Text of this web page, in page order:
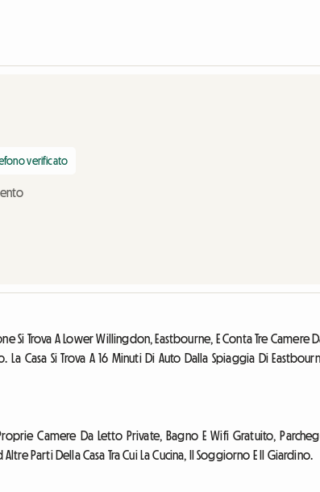
verificato
Si Trova A Lower Willingdon, Eastbourne, E Conta Tre Camere
Casa Si Trova A 16 Minuti Di Auto Dalla Spiaggia Di
Camere Da Letto Private, Bagno E Wifi Gratuito,
Parti Della Casa Tra Cui La Cucina, Il Soggiorno E Il Giardino.